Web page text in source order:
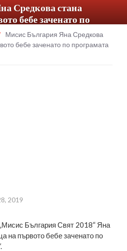
Средкова стана
бебе заченато по
бебе“
Мисис България Яна Средкова
бебе заченато по програмата
2019
България Свят 2018“ Яна
на първото бебе заченато по